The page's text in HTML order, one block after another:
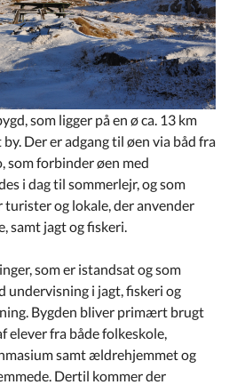
som ligger på en ø ca. 13 km
Der er adgang til øen via båd fra
som forbinder øen med
i dag til sommerlejr, og som
og lokale, der anvender
samt jagt og fiskeri.
som er istandsat og som
undervisning i jagt, fiskeri og
Bygden bliver primært brugt
elever fra både folkeskole,
samt ældrehjemmet og
Dertil kommer der